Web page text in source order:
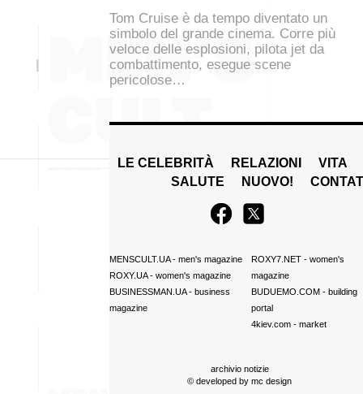
Tom Cruise è da tempo diventato un
simbolo del grande cinema. Corre più
veloce delle esplosioni, pilota jet da
combattimento, esegue scene
pericolose…
LE CELEBRITÀ RELAZIONI
VITA
SALUTE
NUOVO!
MENSCULT.UA- men's magazine
ROXY.UA- women's magazine
BUSINESSMAN.UA- business
magazine
ROXY7.NET- women's
magazine
BUDUEMO.COM- building
portal
4kiev.com- market
archivio notizie
© developed by mc design